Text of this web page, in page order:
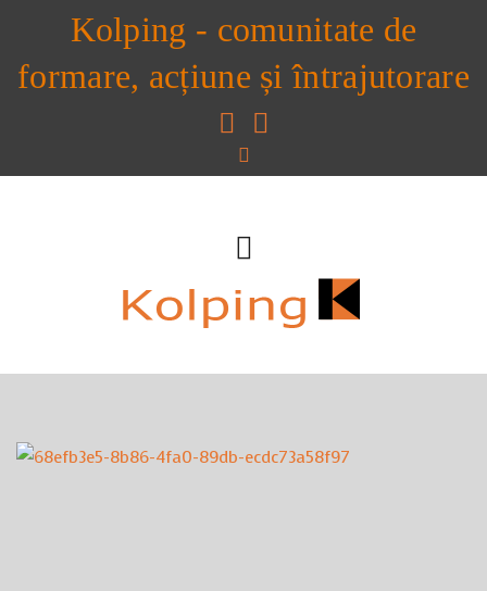
Kolping - comunitate de
formare, acțiune și întrajutorare